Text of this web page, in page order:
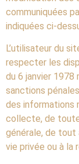
communiquées
indiquées ci-
L’utilisateur du
respecter les
du 6 janvier
sanctions
des informations
collecte, de
générale, de
vie privée ou à la